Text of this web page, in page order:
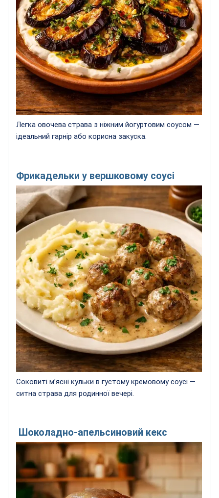
Легка овочева страва з ніжним йогуртовим соусом —
ідеальний гарнір або корисна закуска.
Фрикадельки у вершковому соусі
Соковиті м’ясні кульки в густому кремовому соусі —
ситна страва для родинної вечері.
Шоколадно-апельсиновий кекс